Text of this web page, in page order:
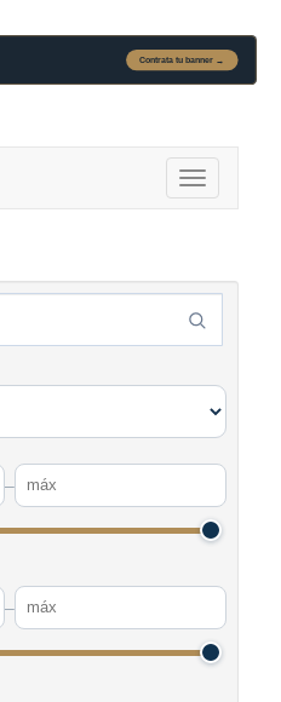
Alternar
navegación
–
–